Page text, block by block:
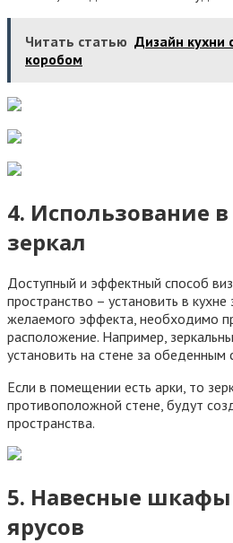
Читать статью Дизайн кухни
коробом
4. Использование
зеркал
Доступный и эффектный способ
пространство – установить в
желаемого эффекта, необходимо
расположение. Например,
установить на стене за обеденным
Если в помещении есть арки, то
противоположной стене, будут
пространства.
5. Навесные шкафы
ярусов